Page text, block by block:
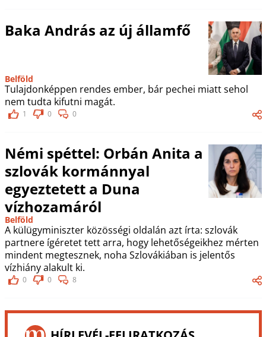
Baka András az új államfő
Belföld
Tulajdonképpen rendes ember, bár pechei miatt sehol
nem tudta kifutni magát.
1 0 0
Némi spéttel: Orbán Anita a
szlovák kormánnyal
egyeztetett a Duna
vízhozamáról
Belföld
A külügyminiszter közösségi oldalán azt írta: szlovák
partnere ígéretet tett arra, hogy lehetőségeikhez mérten
mindent megtesznek, noha Szlovákiában is jelentős
vízhiány alakult ki.
0 0 8